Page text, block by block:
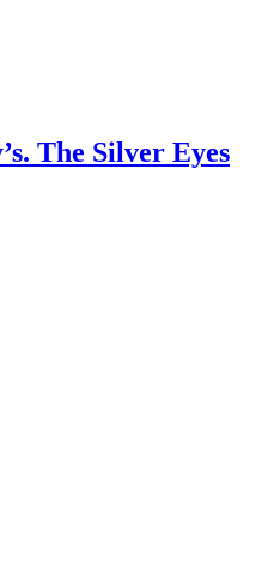
The Silver Eyes